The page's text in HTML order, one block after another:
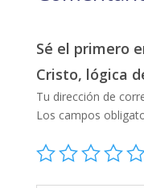
Sé el primero
Cristo, lógica
Tu dirección de
Los campos